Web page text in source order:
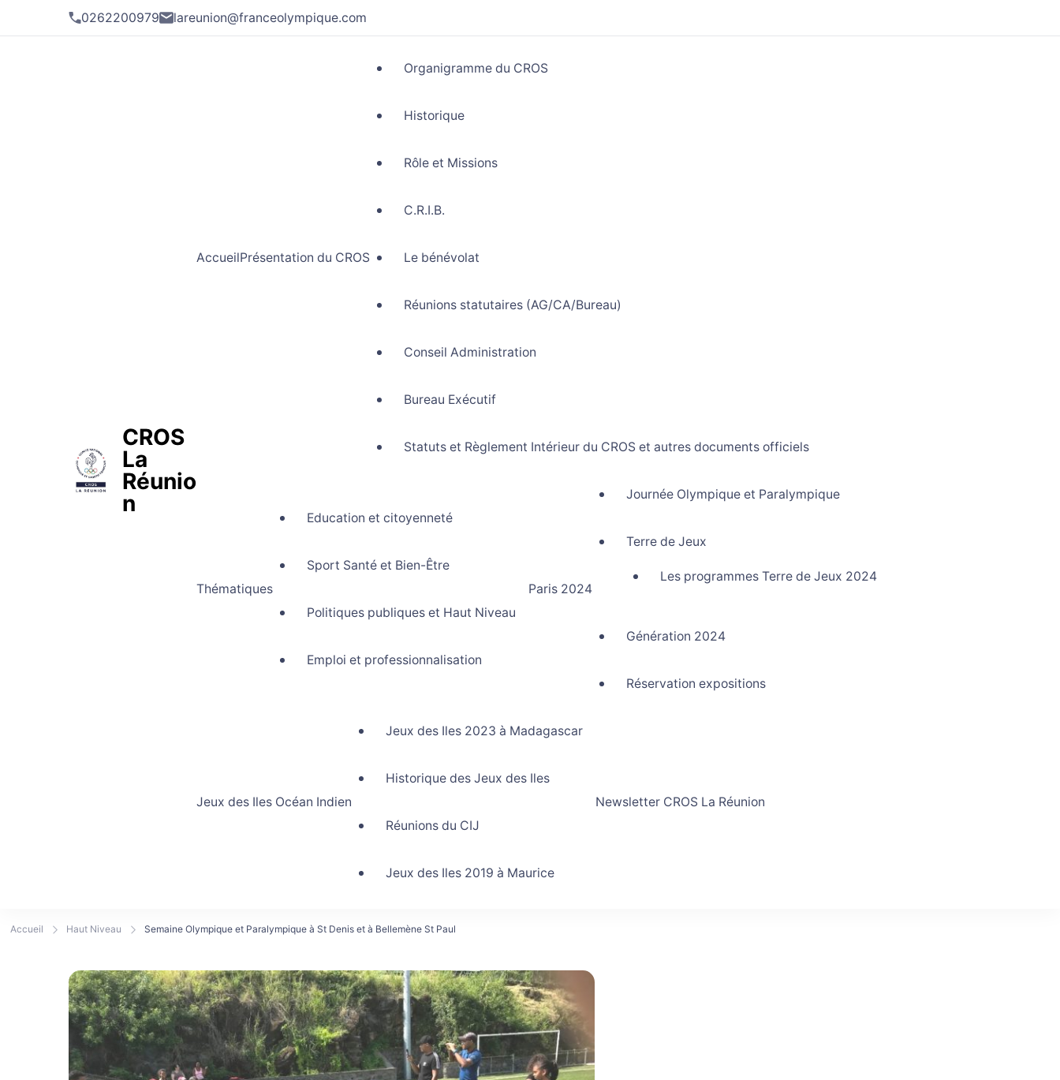
0262200979 lareunion@franceolympique.com
CROS
La
Réunio
n
Comité Régional Olympique et Sportif La Réunion
AccueilPrésentation du CROS
Organigramme du CROS
Historique
Rôle et Missions
C.R.I.B.
Le bénévolat
Réunions statutaires (AG/CA/Bureau)
Conseil Administration
Bureau Exécutif
Statuts et Règlement Intérieur du CROS et autres documents officiels
Thématiques
Education et citoyenneté
Sport Santé et Bien-Être
Politiques publiques et Haut Niveau
Emploi et professionnalisation
Paris 2024
Journée Olympique et Paralympique
Terre de Jeux
Les programmes Terre de Jeux 2024
Génération 2024
Réservation expositions
Jeux des Iles Océan Indien
Jeux des Iles 2023 à Madagascar
Historique des Jeux des Iles
Réunions du CIJ
Jeux des Iles 2019 à Maurice
Newsletter CROS La Réunion
Accueil Haut Niveau Semaine Olympique et Paralympique à St Denis et à Bellemène St Paul